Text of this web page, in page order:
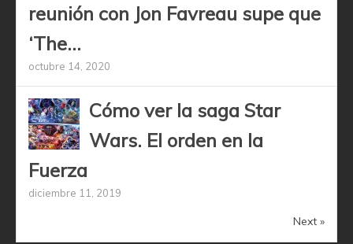
reunión con Jon Favreau supe que
‘The...
octubre 14, 2020
Cómo ver la saga Star
Wars. El orden en la
Fuerza
diciembre 11, 2019
Next »